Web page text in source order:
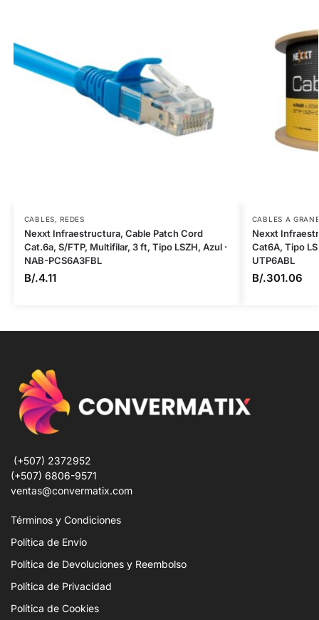
CABLES,REDES
Nexxt Infraestructura, Cable Patch Cord
Cat.6a, S/FTP, Multifilar, 3 ft, Tipo LSZH, Azul ·
NAB-PCS6A3FBL
B/.4.11
CABLES A
Nexxt
Cat6A, Tipo
UTP6ABL
B/.301.06
(+507) 2372952
(+507) 6806-9571
ventas@convermatix.com
Términos y Condiciones
Política de Envío
Política de Devoluciones y Reembolso
Política de Privacidad
Política de Cookies